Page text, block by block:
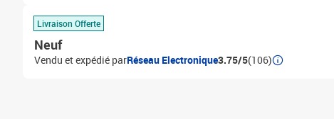
Livraison Offerte
Neuf
Vendu et expédié parRéseau Electronique3.75/5(106)